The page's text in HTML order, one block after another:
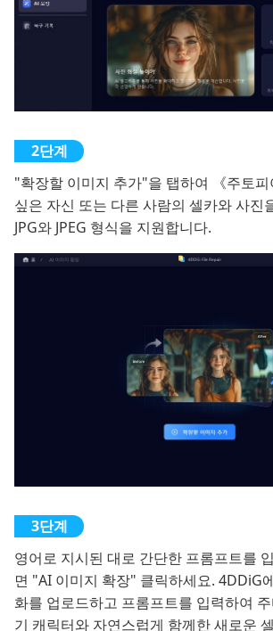
"확장할 이미지 추가"을 탭하여 《주토
싶은 자신 또는 다른 사람의 셀카와 사진
JPG와 JPEG 형식을 지원합니다.
영어로 지시된 대로 간단한 프롬프트를
면 "AI 이미지 확장" 클릭하세요. 4DDiG
화를 업로드하고 프롬프트를 입력하여
기 캐릭터와 자연스럽게 함께한 새로운